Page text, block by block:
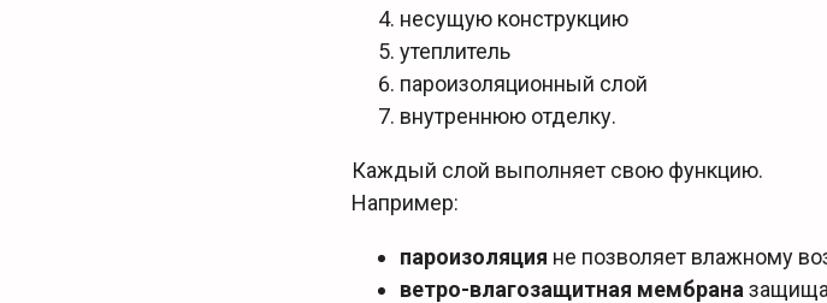
несущую конструкцию
утеплитель
пароизоляционный слой
внутреннюю отделку.
Каждый слой выполняет свою функцию.
Например:
пароизоляция не позволяет влажному
ветро-влагозащитная мембрана